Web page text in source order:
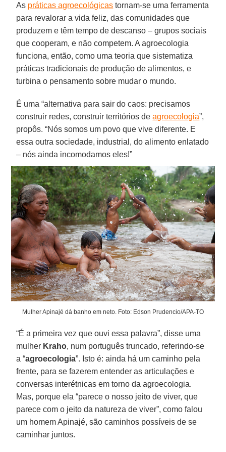
As práticas agroecológicas tornam-se uma ferramenta
para revalorar a vida feliz, das comunidades que
produzem e têm tempo de descanso – grupos sociais
que cooperam, e não competem. A agroecologia
funciona, então, como uma teoria que sistematiza
práticas tradicionais de produção de alimentos, e
turbina o pensamento sobre mudar o mundo.
É uma “alternativa para sair do caos: precisamos
construir redes, construir territórios deagroecologia”,
propôs. “Nós somos um povo que vive diferente. E
essa outra sociedade, industrial, do alimento enlatado
– nós ainda incomodamos eles!”
Mulher Apinajé dá banho em neto. Foto: Edson Prudencio/APA-TO
“É a primeira vez que ouvi essa palavra”, disse uma
mulher Kraho, num português truncado, referindo-se
a “agroecologia”. Isto é: ainda há um caminho pela
frente, para se fazerem entender as articulações e
conversas interétnicas em torno da agroecologia.
Mas, porque ela “parece o nosso jeito de viver, que
parece com o jeito da natureza de viver”, como falou
um homem Apinajé, são caminhos possíveis de se
caminhar juntos.